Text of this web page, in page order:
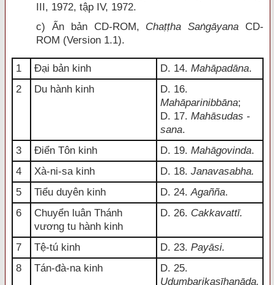
III, 1972, tập IV, 1972.
c) Ấn bản CD-ROM, Chaṭṭha Saṅgāyana CD-
ROM (Version 1.1).
1 Đại bản kinh D. 14. Mahāpadāna.
2
Du hành kinh
D. 16.
Mahāparinibbāna;
D. 17. Mahāsudas -
sana.
3
Điển Tôn kinh D. 19. Mahāgovinda.
4
Xà-ni-sa kinh D. 18. Janavasabha.
5
Tiểu duyên kinh D. 24.Agañña.
6
Chuyển luân Thánh
vương tu hành kinh
D. 26. Cakkavattī.
7 Tệ-tú kinh D. 23. Payāsi.
8
Tán-đà-na kinh
D. 25.
Udumbarikasīhanāda.